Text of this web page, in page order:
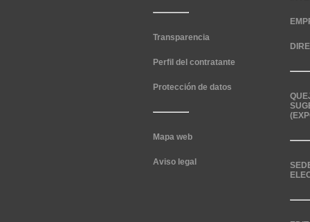
Transparencia
Perfil del contratante
Protección de datos
Mapa web
Aviso legal